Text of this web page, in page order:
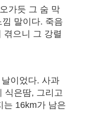
가듯 그 숨 막
말이다. 죽음
으니 그 강렬
이었다. 사과
식은땀, 그리고
는 16km가 남은